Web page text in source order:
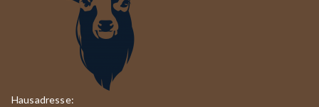
Hausadresse: